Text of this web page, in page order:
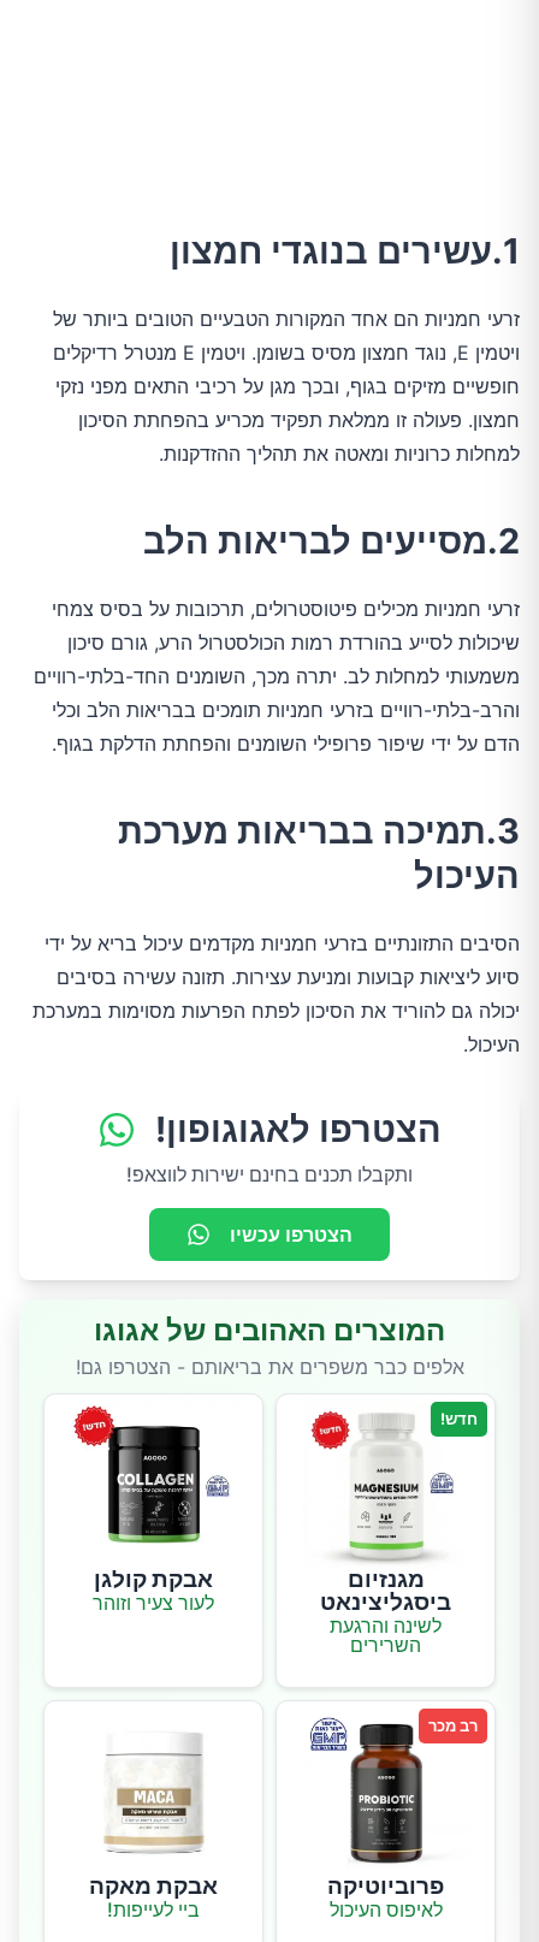
1.עשירים בנוגדי חמצון
זרעי חמניות הם אחד המקורות הטבעיים הטובים ביותר של
ויטמין E, נוגד חמצון מסיס בשומן. ויטמין E מנטרל רדיקלים
חופשיים מזיקים בגוף, ובכך מגן על רכיבי התאים מפני נזקי
חמצון. פעולה זו ממלאת תפקיד מכריע בהפחתת הסיכון
למחלות כרוניות ומאטה את תהליך ההזדקנות.
2.מסייעים לבריאות הלב
זרעי חמניות מכילים פיטוסטרולים, תרכובות על בסיס צמחי
שיכולות לסייע בהורדת רמות הכולסטרול הרע, גורם סיכון
משמעותי למחלות לב. יתרה מכך, השומנים החד-בלתי-רוויים
והרב-בלתי-רוויים בזרעי חמניות תומכים בבריאות הלב וכלי
הדם על ידי שיפור פרופילי השומנים והפחתת הדלקת בגוף.
3.תמיכה בבריאות מערכת
העיכול
הסיבים התזונתיים בזרעי חמניות מקדמים עיכול בריא על ידי
סיוע ליציאות קבועות ומניעת עצירות. תזונה עשירה בסיבים
יכולה גם להוריד את הסיכון לפתח הפרעות מסוימות במערכת
העיכול.
הצטרפו לאגוגופון!
ותקבלו תכנים בחינם ישירות לווצאפ!
הצטרפו עכשיו
המוצרים האהובים של אגוגו
אלפים כבר משפרים את בריאותם - הצטרפו גם!
חדש!
מגנזיום
ביסגליצינאט
לשינה והרגעת
השרירים
אבקת קולגן
לעור צעיר וזוהר
רב מכר
פרוביוטיקה
לאיפוס העיכול
אבקת מאקה
ביי לעייפות!